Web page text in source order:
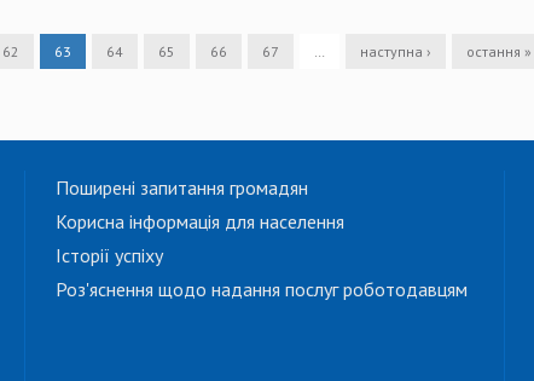
62 63 64 65 66 67 … наступна › остання »
Поширені запитання громадян
Корисна інформація для населення
Історії успіху
Роз'яснення щодо надання послуг роботодавцям